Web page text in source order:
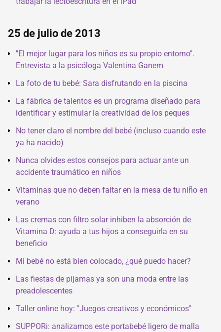
25 de julio de 2013
"El mejor lugar para los niños es su propio entorno".
Entrevista a la psicóloga Valentina Ganem
La foto de tu bebé: Sara disfrutando en la piscina
La fábrica de talentos es un programa diseñado para
identificar y estimular la creatividad de los peques
No tener claro el nombre del bebé (incluso cuando este
ya ha nacido)
Nunca olvides estos consejos para actuar ante un
accidente traumático en niños
Vitaminas que no deben faltar en la mesa de tu niño en
verano
Las cremas con filtro solar inhiben la absorción de
Vitamina D: ayuda a tus hijos a conseguirla en su
beneficio
Mi bebé no está bien colocado, ¿qué puedo hacer?
Las fiestas de pijamas ya son una moda entre las
preadolescentes
Taller online hoy: "Juegos creativos y económicos"
SUPPORi: analizamos este portabebé ligero de malla